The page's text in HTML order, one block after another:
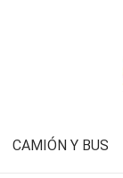
CAMIÓN Y BUS